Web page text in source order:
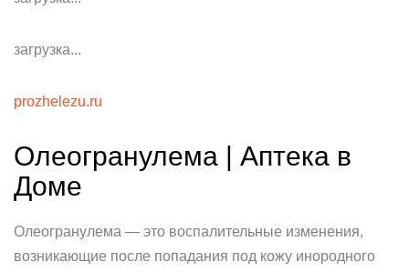
загрузка...
prozhelezu.ru
Олеогранулема | Аптека в
Доме
Олеогранулема — это воспалительные изменения,
возникающие после попадания под кожу инородного